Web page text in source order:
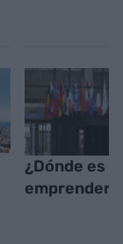
¿Dónde es
emprender?